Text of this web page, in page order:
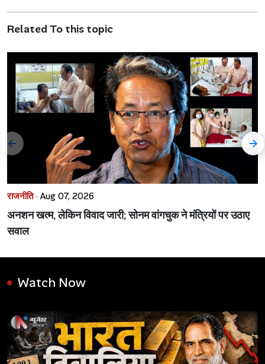
Related To this topic
राजनीति · Aug 07, 2026
अनशन खत्म, लेकिन विवाद जारी; सोनम वांगचुक ने मंत्रियों पर उठाए
सवाल
Watch Now